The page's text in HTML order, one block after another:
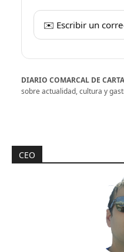
✉️ Escribir un
DIARIO COMARCAL DE
sobre actualidad, cultura y
CEO